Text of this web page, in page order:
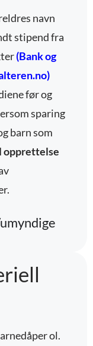
navn
stipend fra
(Bank og
)
før og
sparing
barn som
opprettelse
ol.